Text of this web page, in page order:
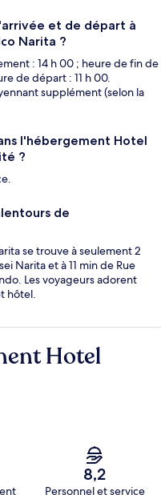
et de départ à
Narita ?
: 14 h 00 ; heure de fin de
de départ : 11 h 00.
supplément (selon la
l'hébergement Hotel
?
de
se trouve à seulement 2
Narita et à 11 min de Rue
Les voyageurs adorent
hôtel.
Hotel
8,2
Personnel et service